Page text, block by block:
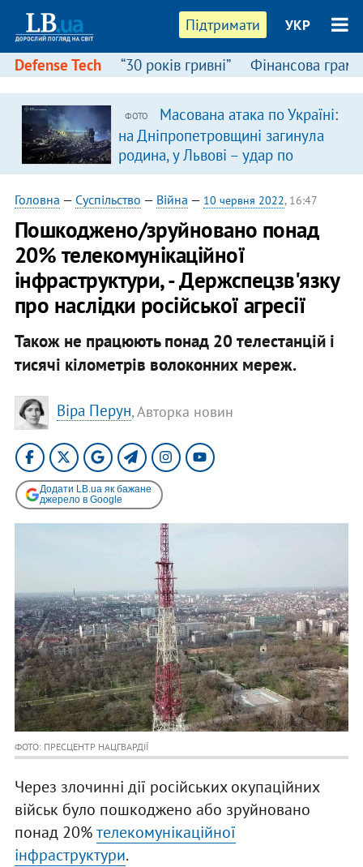
Підтримати УКР
Defense Tech “30 років гривні” Фінансова
ФОТО
Масована атака по Україні:
на Дніпропетровщині загинула
родина, у Львові – удар по
багатоповерхівках
(доповнюється)
Головна — Суспільство — Війна — 10 червня 2022, 16:47
Пошкоджено/зруйновано понад
20% телекомунікаційної
інфраструктури, - Держспецзв'язку
про наслідки російської агресії
Також не працюють понад 20 телестанцій і
тисячі кілометрів волоконних мереж.
Віра Перун, Авторка новин
Додати LB.ua як бажане
джерело в Google
ФОТО: ПРЕСЦЕНТР НАЦГВАРДІЇ
Через злочинні дії російських окупаційних
військ було пошкоджено або зруйновано
понад 20%телекомунікаційної
інфраструктури.